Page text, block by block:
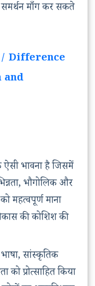
समर्थन माँग कर सकते
/ Difference
and
ऐसी भावना है जिसमें
भिन्नता, भौगोलिक और
महत्वपूर्ण माना
की कोशिश की
सांस्कृतिक
को प्रोत्साहित किया